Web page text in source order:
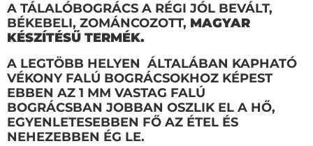
A TÁLALÓBOGRÁCS A RÉGI JÓL BEVÁLT,
BÉKEBELI, ZOMÁNCOZOTT, MAGYAR
KÉSZÍTÉSŰ TERMÉK.
A LEGTÖBB HELYEN ÁLTALÁBAN KAPHATÓ
VÉKONY FALÚ BOGRÁCSOKHOZ KÉPEST
EBBEN AZ 1 MM VASTAG FALÚ
BOGRÁCSBAN JOBBAN OSZLIK EL A HŐ,
EGYENLETESEBBEN FŐ AZ ÉTEL ÉS
NEHEZEBBEN ÉG LE.